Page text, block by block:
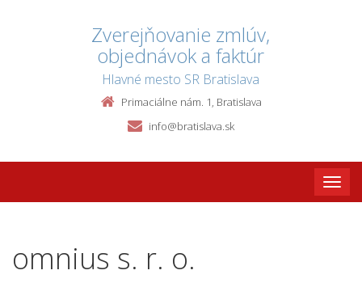
Zverejňovanie zmlúv,
objednávok a faktúr
Hlavné mesto SR Bratislava
Primaciálne nám. 1, Bratislava
info@bratislava.sk
Toggle
omnius s. r. o.